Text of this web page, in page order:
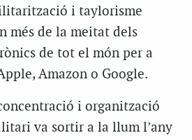
i taylorisme
més de la meitat dels
de tot el món per a
Amazon o Google.
i organització
va sortir a la llum l’any